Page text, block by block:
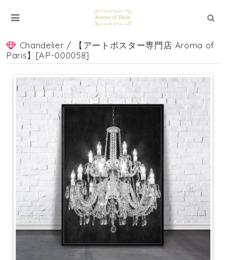
Chandelier / 【アートポスター専門店 Aroma of
Paris】[AP-000058]